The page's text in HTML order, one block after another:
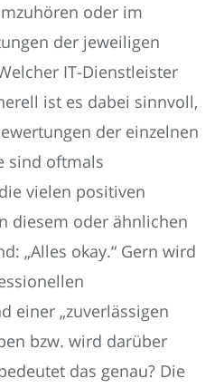
oder im
der jeweiligen
IT-Dienstleister
ist es dabei sinnvoll,
der einzelnen
sind oftmals
vielen positiven
diesem oder ähnlichen
„Alles okay.“ Gern wird
einer „zuverlässigen
bzw. wird darüber
das genau? Die